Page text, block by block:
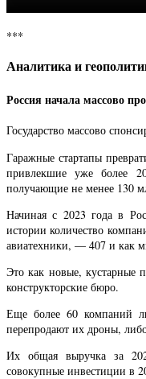
***
Аналитика и
Россия начала массово
Государство массово
Гаражные стартапы
привлекшие уже более
получающие не менее 130
Начиная с 2023 года в
истории количество
авиатехники, — 407 и как
Это как новые, кустарные
конструкторские бюро.
Еще более 60 компаний
перепродают их дроны,
Их общая выручка за
совокупные инвестиции в